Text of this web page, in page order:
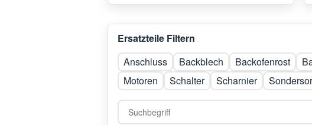
Ersatzteile Filtern
Anschluss
Backblech Backofenrost
Motoren
Schalter Scharnier